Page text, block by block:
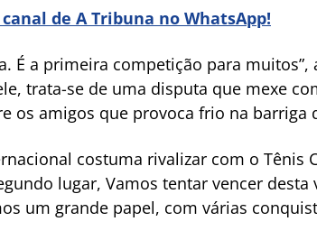
de A Tribuna no WhatsApp!
É a primeira competição para
trata-se de uma disputa que mexe
os amigos que provoca frio na barriga
costuma rivalizar com o Tênis
lugar, Vamos tentar vencer desta
um grande papel, com várias